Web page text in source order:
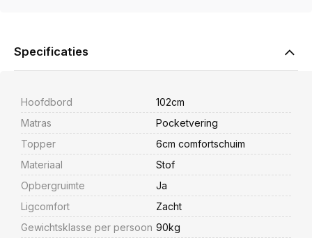
Specificaties
Hoofdbord
102cm
Matras
Pocketvering
Topper
6cm comfortschuim
Materiaal
Stof
Opbergruimte
Ja
Ligcomfort
Zacht
Gewichtsklasse per persoon 90kg